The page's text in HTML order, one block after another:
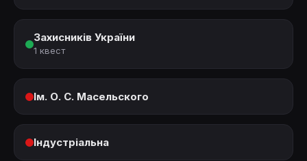
Захисників України
1 квест
Ім. О. С. Масельского
Індустріальна